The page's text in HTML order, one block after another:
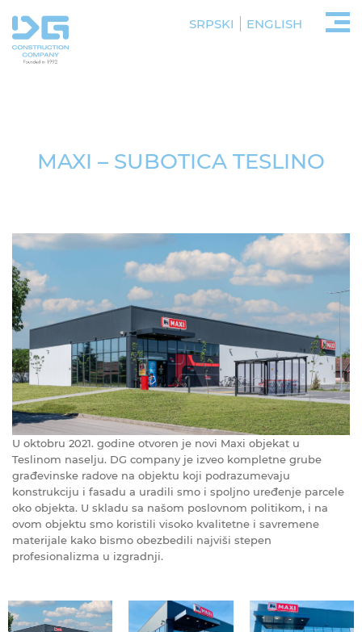
SRPSKI ENGLISH
MAXI – SUBOTICA TESLINO
U oktobru 2021. godine otvoren je novi Maxi objekat u
Teslinom naselju. DG company je izveo kompletne grube
građevinske radove na objektu koji podrazumevaju
konstrukciju i fasadu a uradili smo i spoljno uređenje parcele
oko objekta. U skladu sa našom poslovnom politikom, i na
ovom objektu smo koristili visoko kvalitetne i savremene
materijale kako bismo obezbedili najviši stepen
profesionalizma u izgradnji.